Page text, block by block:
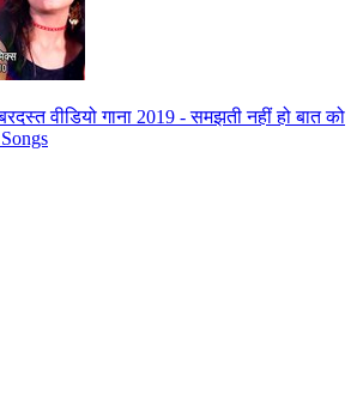
वीडियो गाना 2019 - समझती नहीं हो बात को